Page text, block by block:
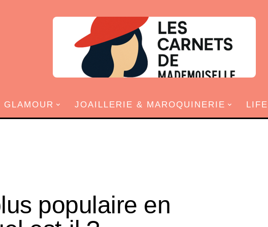
GLAMOUR JOAILLERIE & MAROQUINERIE
populaire en